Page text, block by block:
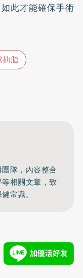
此才能確保手術
抽脂
隊，內容整合
相關文章，致
常識。